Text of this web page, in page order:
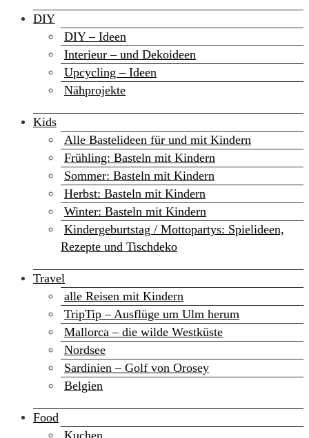
DIY
DIY – Ideen
Interieur – und Dekoideen
Upcycling – Ideen
Nähprojekte
Kids
Alle Bastelideen für und mit Kindern
Frühling: Basteln mit Kindern
Sommer: Basteln mit Kindern
Herbst: Basteln mit Kindern
Winter: Basteln mit Kindern
Kindergeburtstag / Mottopartys: Spielideen,
Rezepte und Tischdeko
Travel
alle Reisen mit Kindern
TripTip – Ausflüge um Ulm herum
Mallorca – die wilde Westküste
Nordsee
Sardinien – Golf von Orosey
Belgien
Food
Kuchen